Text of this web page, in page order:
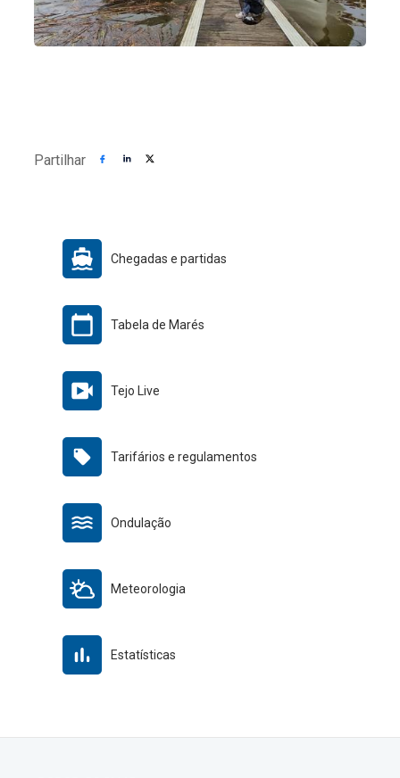
Partilhar
Chegadas e partidas
Tabela de Marés
Tejo Live
Tarifários e regulamentos
Ondulação
Meteorologia
Estatísticas